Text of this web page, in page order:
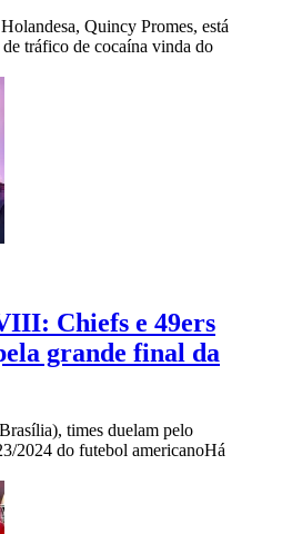
Quincy Promes, está
tráfico de cocaína vinda do
Chiefs e 49ers
grande final da
times duelam pelo
2024 do futebol americanoHá